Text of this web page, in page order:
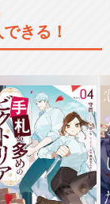
魔法先生ネギ
ネギま！～お
修行中…
きる！